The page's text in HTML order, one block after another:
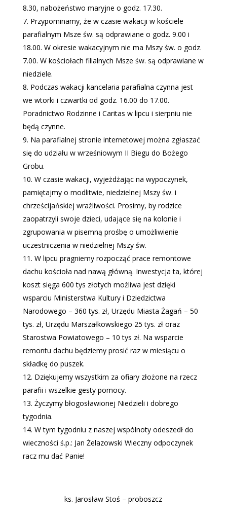
8.30, nabożeństwo maryjne o godz. 17.30.
Przypominamy, że w czasie wakacji w kościele
parafialnym Msze św. są odprawiane o godz. 9.00 i
18.00. W okresie wakacyjnym nie ma Mszy św. o godz.
7.00. W kościołach filialnych Msze św. są odprawiane w
niedziele.
Podczas wakacji kancelaria parafialna czynna jest
we wtorki i czwartki od godz. 16.00 do 17.00.
Poradnictwo Rodzinne i Caritas w lipcu i sierpniu nie
będą czynne.
Na parafialnej stronie internetowej można zgłaszać
się do udziału w wrześniowym II Biegu do Bożego
Grobu.
W czasie wakacji, wyjeżdżając na wypoczynek,
pamiętajmy o modlitwie, niedzielnej Mszy św. i
chrześcijańskiej wrażliwości. Prosimy, by rodzice
zaopatrzyli swoje dzieci, udające się na kolonie i
zgrupowania w pisemną prośbę o umożliwienie
uczestniczenia w niedzielnej Mszy św.
W lipcu pragniemy rozpocząć prace remontowe
dachu kościoła nad nawą główną. Inwestycja ta, której
koszt sięga 600 tys złotych możliwa jest dzięki
wsparciu Ministerstwa Kultury i Dziedzictwa
Narodowego – 360 tys. zł, Urzędu Miasta Żagań – 50
tys. zł, Urzędu Marszałkowskiego 25 tys. zł oraz
Starostwa Powiatowego – 10 tys zł. Na wsparcie
remontu dachu będziemy prosić raz w miesiącu o
składkę do puszek.
Dziękujemy wszystkim za ofiary złożone na rzecz
parafii i wszelkie gesty pomocy.
Życzymy błogosławionej Niedzieli i dobrego
tygodnia.
W tym tygodniu z naszej wspólnoty odeszedł do
wieczności ś.p.: Jan Żelazowski Wieczny odpoczynek
racz mu dać Panie!
ks. Jarosław Stoś – proboszcz